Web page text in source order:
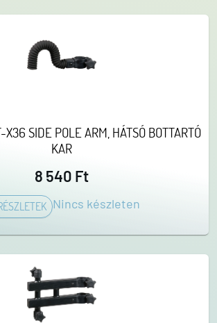
X36 SIDE POLE ARM, HÁTSÓ BOTTARTÓ
KAR
8 540 Ft
Nincs készleten